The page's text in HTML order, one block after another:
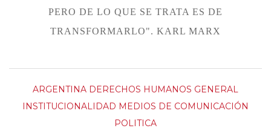
PERO DE LO QUE SE TRATA ES DE
TRANSFORMARLO". KARL MARX
ARGENTINA DERECHOS HUMANOS GENERAL
INSTITUCIONALIDAD MEDIOS DE COMUNICACIÓN
POLITICA